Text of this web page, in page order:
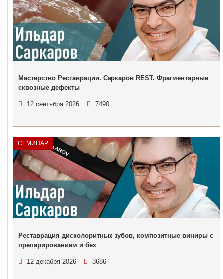
Мастерство Реставрации. Саркаров REST. Фрагментарные
сквозные дефекты
12 сентября 2026 7490
СЕМИНАР
Реставрация дисколоритных зубов, композитные виниры с
препарированием и без
12 декабря 2026 3686